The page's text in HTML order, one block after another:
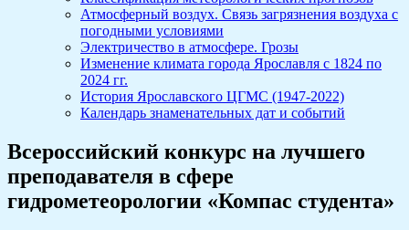
Атмосферный воздух. Связь загрязнения воздуха с
погодными условиями
Электричество в атмосфере. Грозы
Изменение климата города Ярославля с 1824 по
2024 гг.
История Ярославского ЦГМС (1947-2022)
Календарь знаменательных дат и событий
Всероссийский конкурс на лучшего
преподавателя в сфере
гидрометеорологии «Компас студента»